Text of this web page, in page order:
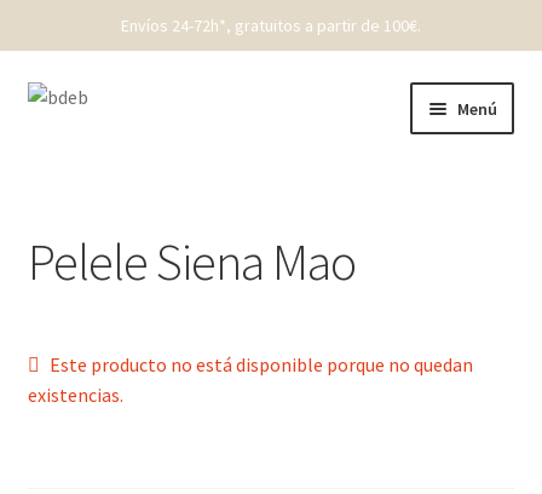
Envíos 24-72h*, gratuitos a partir de 100€.
Ir
Ir
Menú
Niños
Pelele Siena Mao
Este producto no está disponible porque no quedan
existencias.